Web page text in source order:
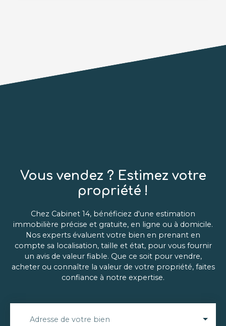
Hongrie, moulures délicates, cheminées en
marbre – confèrent à cet ensemble une
atmosphère unique. Le tout s’ouvre sur un vaste
Vous vendez ? Estimez votre
propriété !
Chez Cabinet 14, bénéficiez d'une estimation
immobilière précise et gratuite, en ligne ou à domicile.
Nos experts évaluent votre bien en prenant en
compte sa localisation, taille et état, pour vous fournir
un avis de valeur fiable. Que ce soit pour vendre,
acheter ou connaître la valeur de votre propriété, faites
confiance à notre expertise.
Adresse de votre bien